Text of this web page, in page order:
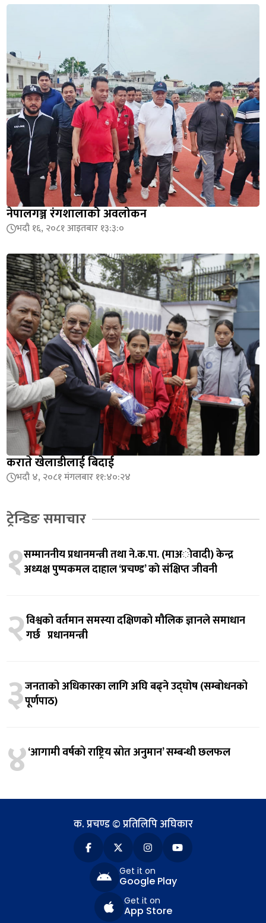
नेपालगञ्ज रंगशालाको अवलोकन
भदौ १६, २०८१ आइतबार १३:३:०
कराते खेलाडीलाई बिदाई
भदौ ४, २०८१ मंगलबार ११:४०:२४
ट्रेन्डिङ समाचार
१सम्माननीय प्रधानमन्त्री तथा ने.क.पा. (माअाेवादी) केन्द्र
अध्यक्ष पुष्पकमल दाहाल ‘प्रचण्ड’ काे संक्षिप्त जीवनी
२विश्वको वर्तमान समस्या दक्षिणको मौलिक ज्ञानले समाधान
गर्छ प्रधानमन्त्री
३जनताको अधिकारका लागि अघि बढ्ने उद्घोष (सम्बोधनको
पूर्णपाठ)
४‘आगामी वर्षको राष्ट्रिय स्रोत अनुमान’ सम्बन्धी छलफल
क. प्रचण्ड © प्रतिलिपि अघिकार
Get it on
Google Play
Get it on
App Store